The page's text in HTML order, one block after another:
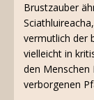
Brustzauber
vermutlich der
vielleicht in
den Menschen
verborgenen